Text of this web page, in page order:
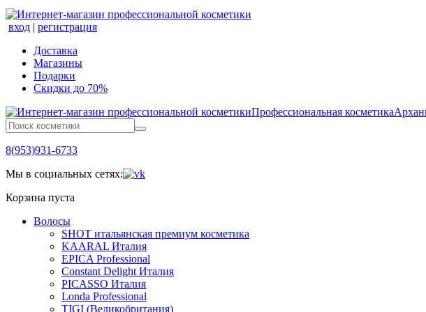
вход | регистрация
Доставка
Магазины
Подарки
Скидки до 70%
Профессиональная косметика
8(953)931-6733
Мы в социальных сетях:
Корзина пуста
Волосы
SHOT итальянская премиум косметика
KAARAL Италия
EPICA Professional
Constant Delight Италия
PICASSO Италия
Londa Professional
TIGI (Великобритания)